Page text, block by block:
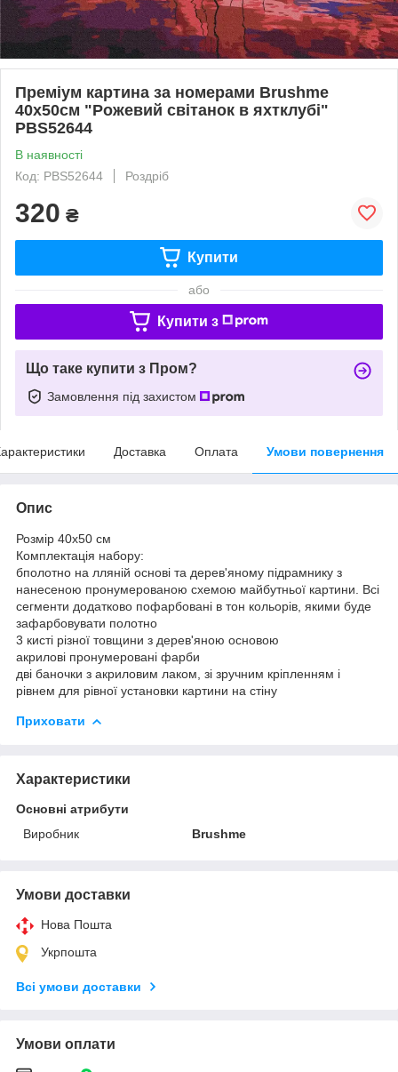
Преміум картина за номерами Brushme
40x50см "Рожевий світанок в яхтклубі"
PBS52644
В наявності
Код: PBS52644
Роздріб
320 ₴
Купити
або
Купити з
Що таке купити з Пром?
Замовлення під захистом
Доставка Оплата Умови повернення
Опис
Розмір 40x50 см
Комплектація набору:
бполотно на лляній основі та дерев'яному підрамнику з
нанесеною пронумерованою схемою майбутньої картини. Всі
сегменти додатково пофарбовані в тон кольорів, якими буде
зафарбовувати полотно
3 кисті різної товщини з дерев'яною основою
акрилові пронумеровані фарби
дві баночки з акриловим лаком, зі зручним кріпленням і
рівнем для рівної установки картини на стіну
Приховати
Характеристики
Основні атрибути
Виробник
Brushme
Умови доставки
Нова Пошта
Укрпошта
Всі умови доставки
Умови оплати